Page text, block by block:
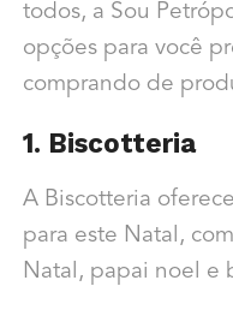
todos, a Sou
opções para você
comprando de
1. Biscotteria
A Biscotteria
para este Natal,
Natal, papai noel e